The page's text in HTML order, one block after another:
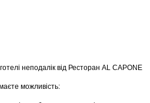
готелі неподалік від Ресторан AL CAPONE
можливість: